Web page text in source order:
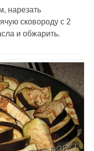
нарезать
сковороду с 2
и обжарить.